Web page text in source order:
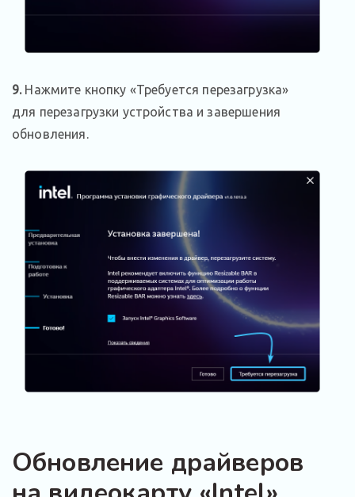
9.Нажмите кнопку «Требуется перезагрузка»
для перезагрузки устройства и завершения
обновления.
Обновление драйверов